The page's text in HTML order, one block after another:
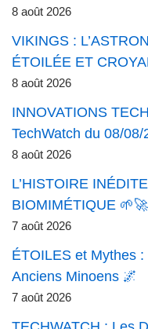
8 août 2026
VIKINGS :
ÉTOILÉE ET
8 août 2026
INNOVATIONS
TechWatch du 08/08/
8 août 2026
L’HISTOIRE
BIOMIMÉTIQUE 🌱🚀
7 août 2026
ÉTOILES et Mythes :
Anciens Minoens 🌌
7 août 2026